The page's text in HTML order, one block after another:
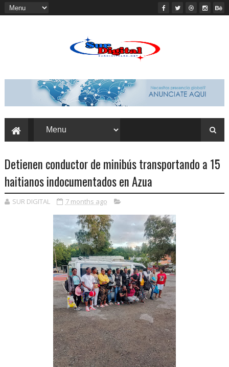
Detienen conductor de minibús transportando a 15
haitianos indocumentados en Azua
SUR DIGITAL 7 months ago